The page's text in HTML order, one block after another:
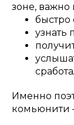
зоне, важно
быстро
узнать
Именно
комьюнити